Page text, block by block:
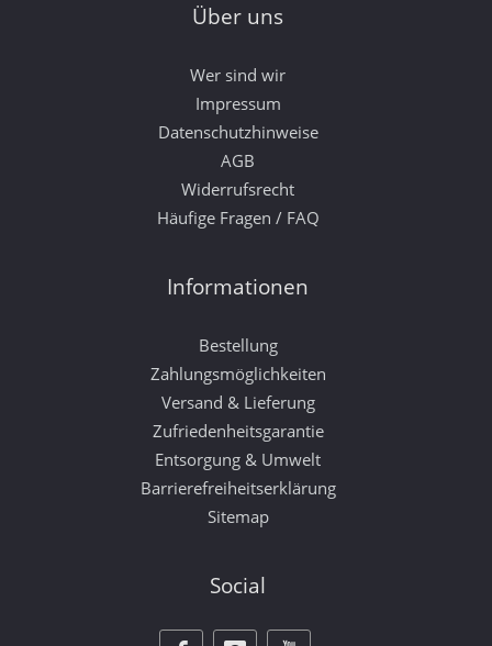
Über uns
Wer sind wir
Impressum
Datenschutzhinweise
AGB
Widerrufsrecht
Häufige Fragen / FAQ
Informationen
Bestellung
Zahlungsmöglichkeiten
Versand & Lieferung
Zufriedenheitsgarantie
Entsorgung & Umwelt
Barrierefreiheitserklärung
Sitemap
Social